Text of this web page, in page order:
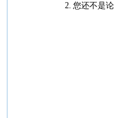
您还不是